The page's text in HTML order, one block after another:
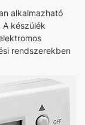
alkalmazható
készülék
rendszerekben